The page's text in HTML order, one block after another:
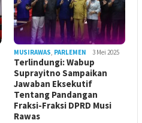
MUSIRAWAS, PARLEMEN 3 Mei 2025
Terlindungi: Wabup
Suprayitno Sampaikan
Jawaban Eksekutif
Tentang Pandangan
Fraksi-Fraksi DPRD Musi
Rawas